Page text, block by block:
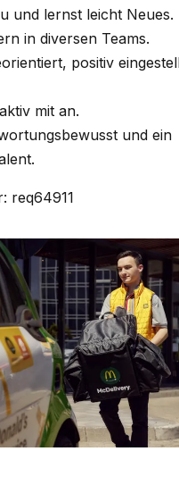
und lernst leicht Neues.
in diversen Teams.
positiv
mit an.
und ein
req64911